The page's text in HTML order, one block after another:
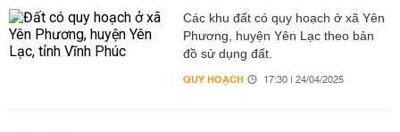
Các khu đất có quy hoạch ở xã Yên
Phương, huyện Yên Lạc theo bản
đồ sử dụng đất.
QUY HOẠCH 17:30 | 24/04/2025